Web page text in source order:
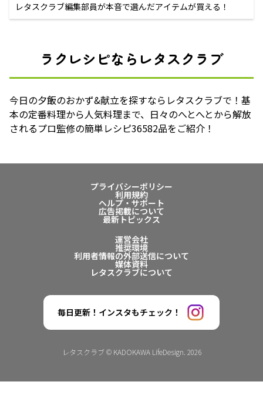
レタスクラブ編集部員が本音で選んだアイテムが買える！
ラクレシピならレタスクラブ
今日の夕飯のおかず&献立を探すならレタスクラブで！基
本の定番料理から人気料理まで、日々のへとへとから解放
されるプロ監修の簡単レシピ36582品をご紹介！
プライバシーポリシー
利用規約
ヘルプ・サポート
広告掲載について
最新トピックス
運営会社
推奨環境
利用者情報の外部送信について
媒体資料
レタスクラブについて
毎日更新！インスタもチェック！
レタスクラブ © KADOKAWA LifeDesign. 2026